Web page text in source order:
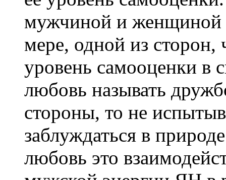
мужчиной и женщиной
мере, одной из
уровень самооценки в
любовь называть
стороны, то не
заблуждаться в
любовь это